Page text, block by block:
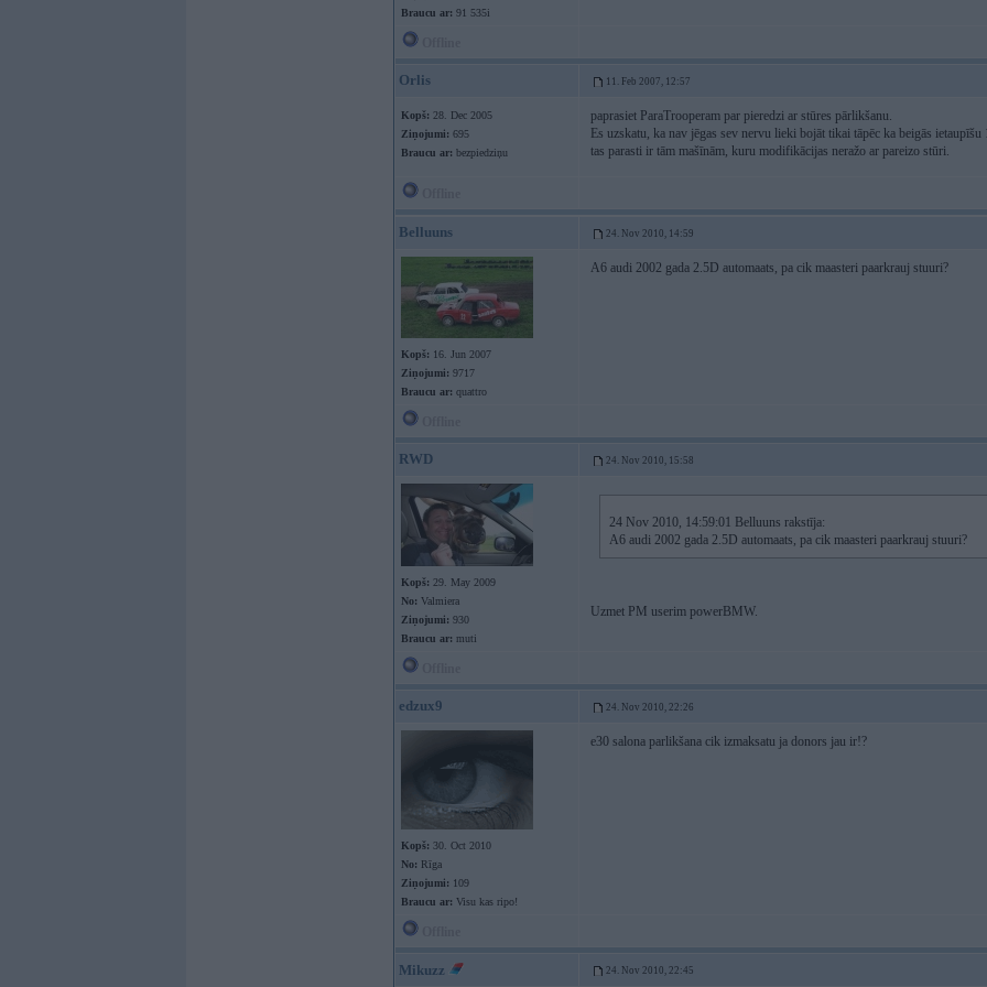
Braucu ar: 91 535i
Orlis 11. Feb 2007, 12:57
Kopš: 28. Dec 2005
Ziņojumi: 695
Braucu ar: bezpiedziņu
paprasiet ParaTrooperam par pieredzi ar stūres pārlikšanu.
Es uzskatu, ka nav jēgas sev nervu lieki bojāt tikai tāpēc ka beigās
tas parasti ir tām mašīnām, kuru modifikācijas neražo ar pareizo stūri.
Belluuns 24. Nov 2010, 14:59
Kopš: 16. Jun 2007
Ziņojumi: 9717
Braucu ar: quattro
A6 audi 2002 gada 2.5D automaats, pa cik maasteri paarkrauj stuuri?
RWD 24. Nov 2010, 15:58
Kopš: 29. May 2009
No: Valmiera
Ziņojumi: 930
Braucu ar: muti
24 Nov 2010, 14:59:01 Belluuns rakstīja:
A6 audi 2002 gada 2.5D automaats, pa cik maasteri paarkrauj stuuri?
Uzmet PM userim powerBMW.
edzux9 24. Nov 2010, 22:26
Kopš: 30. Oct 2010
No: Rīga
Ziņojumi: 109
Braucu ar: Visu kas ripo!
e30 salona parlikšana cik izmaksatu ja donors jau ir!?
Mikuzz 24. Nov 2010, 22:45